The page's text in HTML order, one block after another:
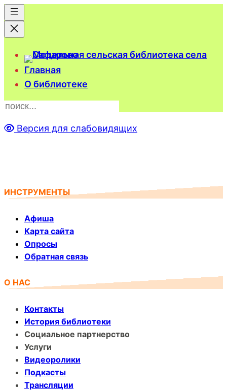
Главная
О библиотеке
П
и
Версия для слабовидящих
ИНСТРУМЕНТЫ
Афиша
Карта сайта
Опросы
Обратная связь
О НАС
Контакты
История библиотеки
Социальное партнерство
Услуги
Видеоролики
Подкасты
Трансляции